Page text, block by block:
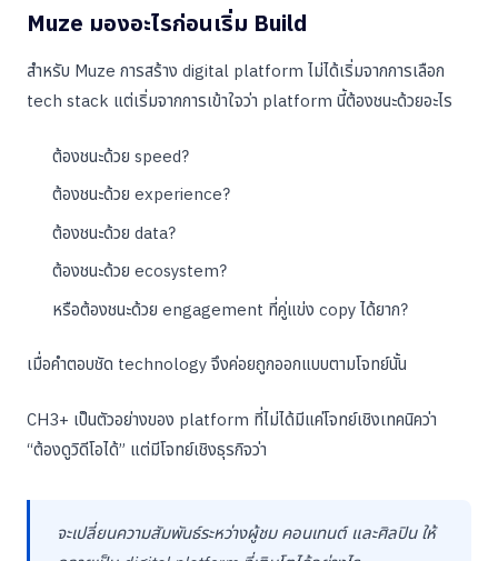
Muze มองอะไรก่อนเริ่ม Build
สำหรับ Muze การสร้าง digital platform ไม่ได้เริ่มจากการเลือก
tech stack แต่เริ่มจากการเข้าใจว่า platform นี้ต้องชนะด้วยอะไร
ต้องชนะด้วย speed?
ต้องชนะด้วย experience?
ต้องชนะด้วย data?
ต้องชนะด้วย ecosystem?
หรือต้องชนะด้วย engagement ที่คู่แข่ง copy ได้ยาก?
เมื่อคำตอบชัด technology จึงค่อยถูกออกแบบตามโจทย์นั้น
CH3+ เป็นตัวอย่างของ platform ที่ไม่ได้มีแค่โจทย์เชิงเทคนิคว่า
“ต้องดูวิดีโอได้” แต่มีโจทย์เชิงธุรกิจว่า
จะเปลี่ยนความสัมพันธ์ระหว่างผู้ชม คอนเทนต์ และศิลปิน ให้